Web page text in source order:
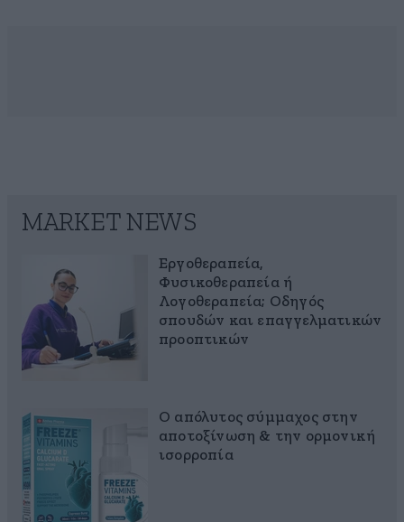
MARKET NEWS
Εργοθεραπεία,
Φυσικοθεραπεία ή
Λογοθεραπεία; Οδηγός
σπουδών και επαγγελματικών
προοπτικών
Ο απόλυτος σύμμαχος στην
αποτοξίνωση & την ορμονική
ισορροπία